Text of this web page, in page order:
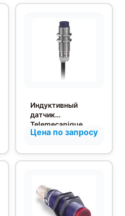
Индуктивный
датчик
Telemecanique
XS212BLNAL2
Цена по запросу